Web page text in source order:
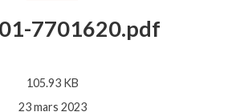
7701620.pdf
105.93 KB
23 mars 2023